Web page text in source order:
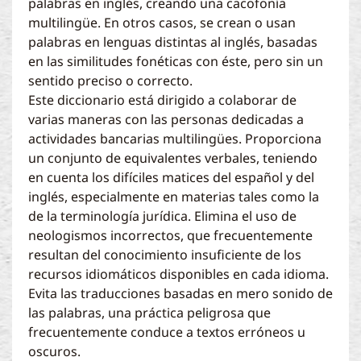
multilingüe. En otros casos, se crean o usan
palabras en lenguas distintas al inglés, basadas
en las similitudes fonéticas con éste, pero sin un
sentido preciso o correcto.
Este diccionario está dirigido a colaborar de
varias maneras con las personas dedicadas a
actividades bancarias multilingües. Proporciona
un conjunto de equivalentes verbales, teniendo
en cuenta los difíciles matices del español y del
inglés, especialmente en materias tales como la
de la terminología jurídica. Elimina el uso de
neologismos incorrectos, que frecuentemente
resultan del conocimiento insuficiente de los
recursos idiomáticos disponibles en cada idioma.
Evita las traducciones basadas en mero sonido de
las palabras, una práctica peligrosa que
frecuentemente conduce a textos erróneos u
oscuros.